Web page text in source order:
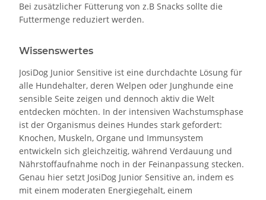
Bei zusätzlicher Fütterung von z.B Snacks sollte die
Futtermenge reduziert werden.
Wissenswertes
JosiDog Junior Sensitive ist eine durchdachte Lösung für
alle Hundehalter, deren Welpen oder Junghunde eine
sensible Seite zeigen und dennoch aktiv die Welt
entdecken möchten. In der intensiven Wachstumsphase
ist der Organismus deines Hundes stark gefordert:
Knochen, Muskeln, Organe und Immunsystem
entwickeln sich gleichzeitig, während Verdauung und
Nährstoffaufnahme noch in der Feinanpassung stecken.
Genau hier setzt JosiDog Junior Sensitive an, indem es
mit einem moderaten Energiegehalt, einem